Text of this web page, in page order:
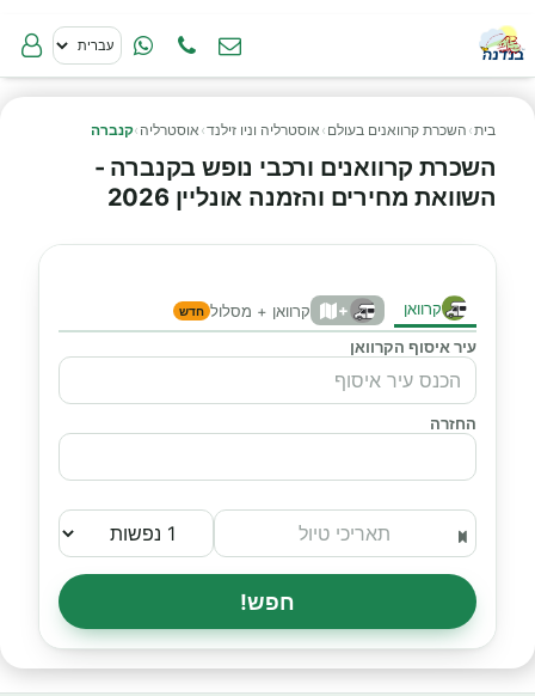
בית› השכרת קרוואנים בעולם › אוסטרליה וניו זילנד› אוסטרליה ›קנברה
השכרת קרוואנים ורכבי נופש בקנברה -
השוואת מחירים והזמנה אונליין 2026
קרוואן + קרוואן + מסלול חדש
עיר איסוף הקרוואן
החזרה
חפש!